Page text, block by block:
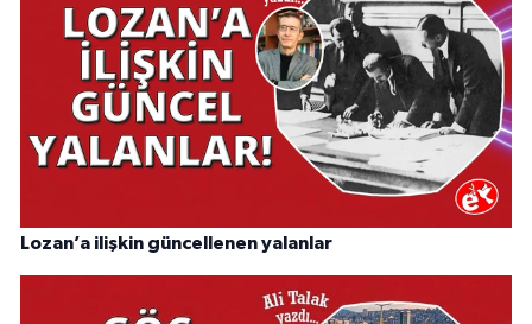
Lozan’a ilişkin güncellenen yalanlar